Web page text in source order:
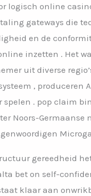
logisch online
gateways die
en de
inzetten . Het
uit diverse
,
. pop claim
Noors-
gereedheid
bet on self-
klaar aan